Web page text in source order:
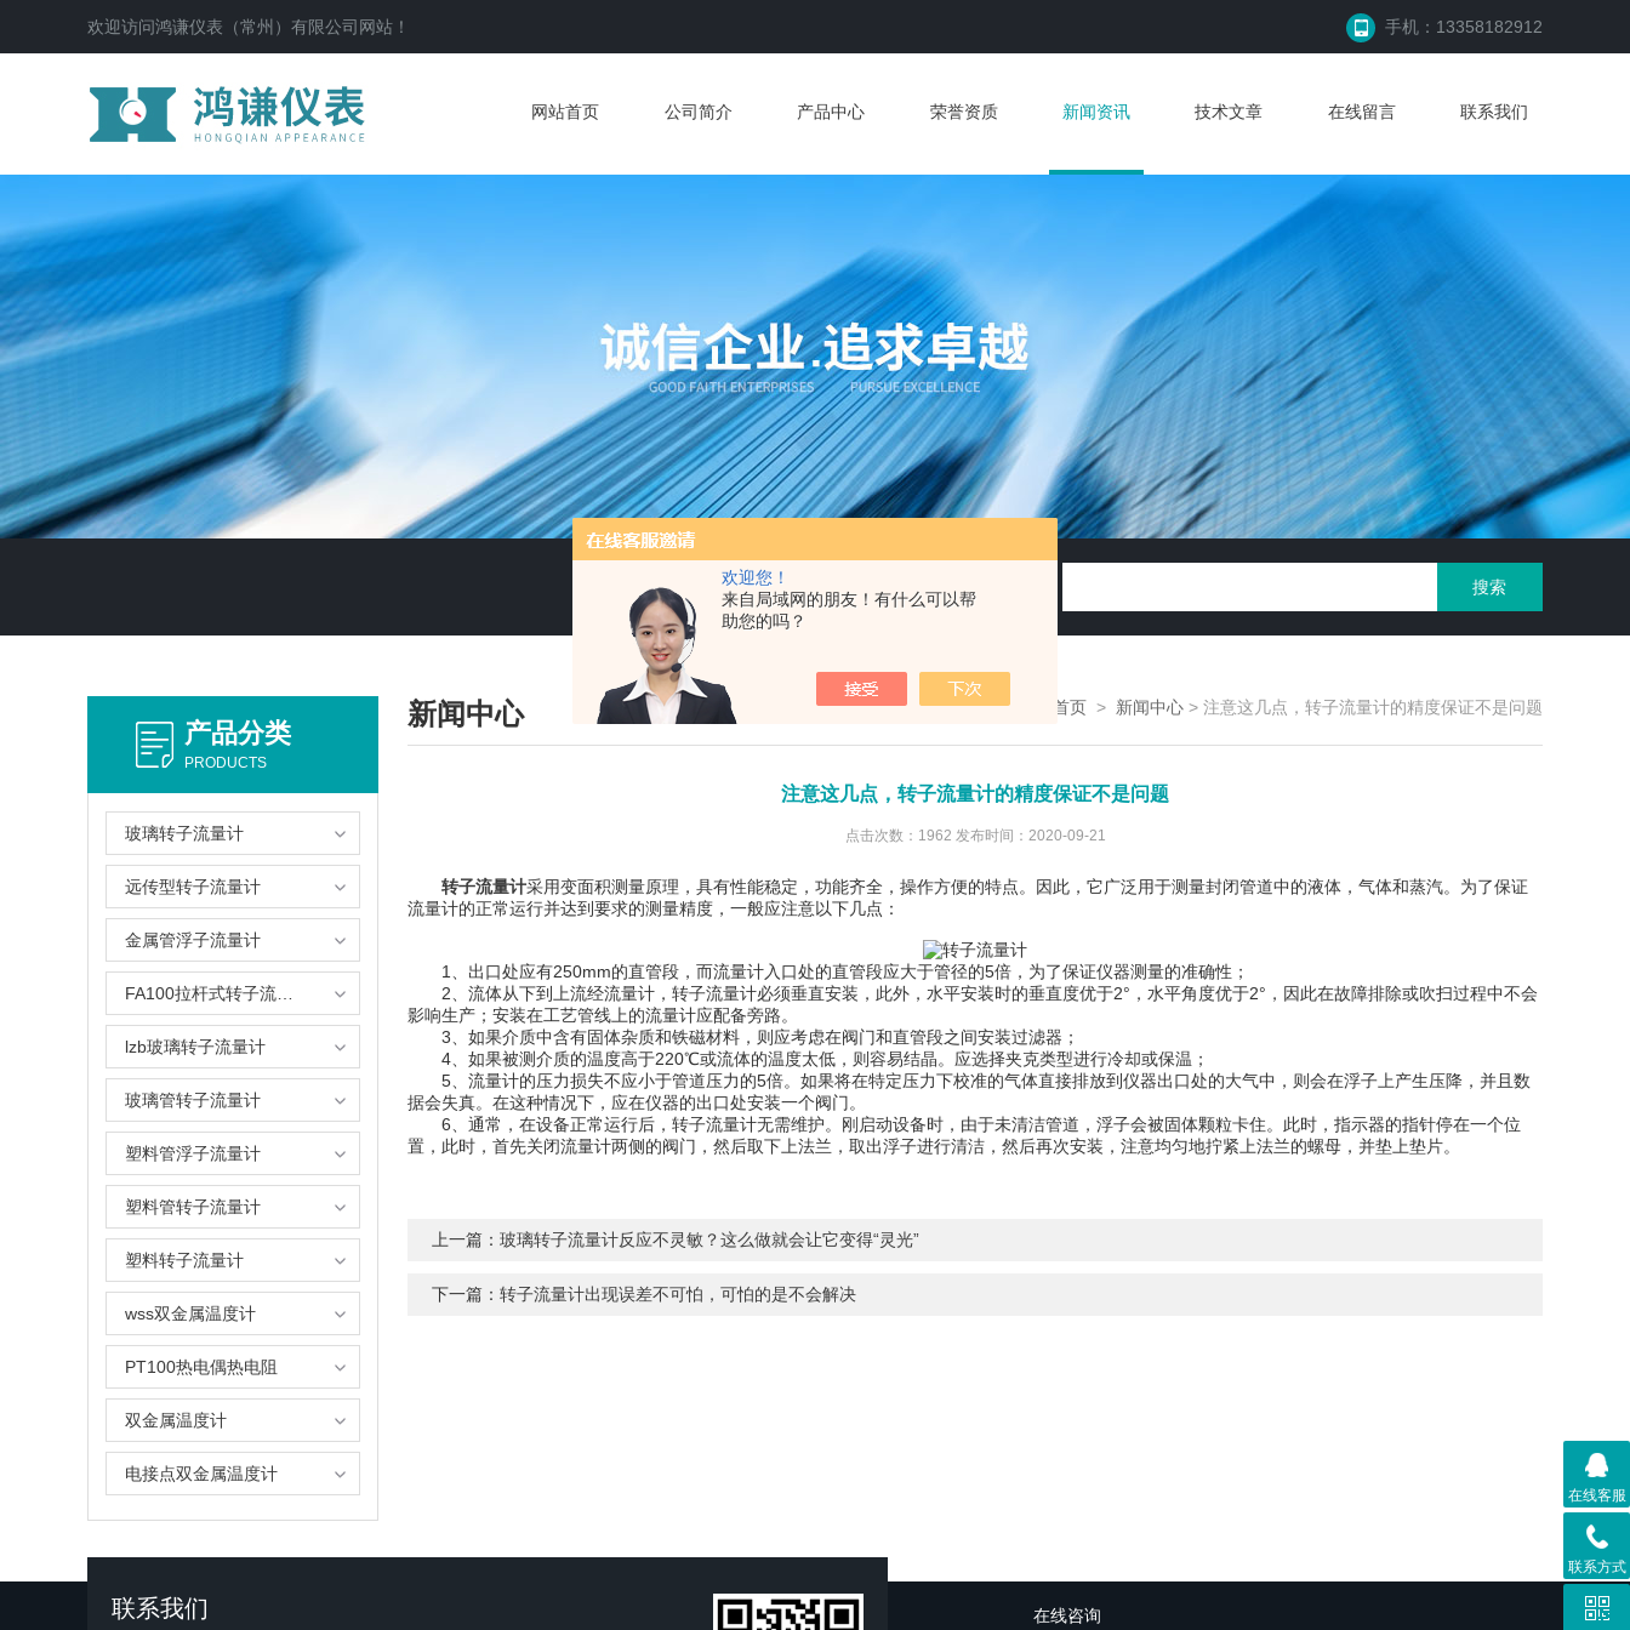
欢迎您！
来自局域网的朋友！有什么可以帮
助您的吗？
欢迎访问鸿谦仪表（常州）有限公司网站！ 手机：13358182912
网站首页 公司简介 产品中心 荣誉资质 新闻资讯 技术文章 在线留言 联系我们
产品分类
PRODUCTS
玻璃转子流量计
远传型转子流量计
金属管浮子流量计
lzb玻璃转子流量计
玻璃管转子流量计
塑料管浮子流量计
塑料管转子流量计
塑料转子流量计
wss双金属温度计
PT100热电偶热电阻
双金属温度计
电接点双金属温度计
新闻中心 您现在的位置： 首页 > 新闻中心 > 注意这几点，转子流量计的精度保证不是问题
注意这几点，转子流量计的精度保证不是问题
点击次数：1962 发布时间：2020-09-21
转子流量计采用变面积测量原理，具有性能稳定，功能齐全，操作方便的特点。因此，它广泛用于测量封闭管道中的液体，气体和蒸汽。为了保证
流量计的正常运行并达到要求的测量精度，一般应注意以下几点：
1、出口处应有250mm的直管段，而流量计入口处的直管段应大于管径的5倍，为了保证仪器测量的准确性；
2、流体从下到上流经流量计，转子流量计必须垂直安装，此外，水平安装时的垂直度优于2°，水平角度优于2°，因此在故障排除或吹扫过程中不会
影响生产；安装在工艺管线上的流量计应配备旁路。
3、如果介质中含有固体杂质和铁磁材料，则应考虑在阀门和直管段之间安装过滤器；
4、如果被测介质的温度高于220℃或流体的温度太低，则容易结晶。应选择夹克类型进行冷却或保温；
5、流量计的压力损失不应小于管道压力的5倍。如果将在特定压力下校准的气体直接排放到仪器出口处的大气中，则会在浮子上产生压降，并且数
据会失真。在这种情况下，应在仪器的出口处安装一个阀门。
6、通常，在设备正常运行后，转子流量计无需维护。刚启动设备时，由于未清洁管道，浮子会被固体颗粒卡住。此时，指示器的指针停在一个位
置，此时，首先关闭流量计两侧的阀门，然后取下上法兰，取出浮子进行清洁，然后再次安装，注意均匀地拧紧上法兰的螺母，并垫上垫片。
上一篇： 玻璃转子流量计反应不灵敏？这么做就会让它变得“灵光”
下一篇： 转子流量计出现误差不可怕，可怕的是不会解决
联系我们 在线咨询
在线客服
联系方式